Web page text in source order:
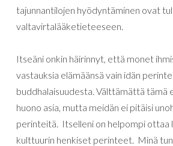
tajunnantilojen hyödyntäminen ovat
valtavirtalääketieteeseen.
Itseäni onkin häirinnyt, että monet
vastauksia elämäänsä vain idän
buddhalaisuudesta. Välttämättä tämä
huono asia, mutta meidän ei pitäisi
perinteitä. Itselleni on helpompi ottaa
kulttuurin henkiset perinteet. Minä